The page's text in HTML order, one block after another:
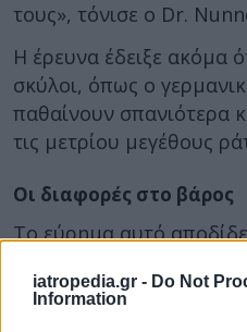
iatropedia.gr - Do Not
Information
τους», τόνισε ο Dr.
Η έρευνα έδειξε ακόμα
σκύλοι, όπως ο
παθαίνουν σπανιότερα
τις μετρίου μεγέθους
Οι διαφορές στο βάρος
Το εύρημα αυτό
προσδόκιμο
σκύλοι, εξήγησε ο